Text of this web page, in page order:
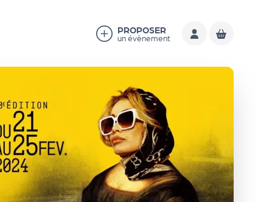
PROPOSER
un évènement